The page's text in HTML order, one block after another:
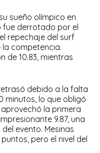
sueño olímpico en
fue derrotado por el
repechaje del surf
competencia.
de 10.83, mientras
debido a la falta
minutos, lo que obligó
la primera
9.87, una
evento. Mesinas
pero el nivel del